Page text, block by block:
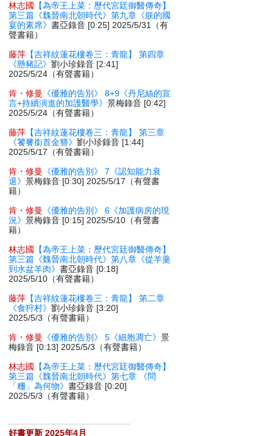
林志國
【為帝王上菜：歷代宮廷御醫傳奇】
第三篇《魏晉南北朝時代》第九章《朕的國
宴的素席》書亞錄音 [0:25] 2025/5/31（有
聲書籍）
藤萍 【吉祥紋蓮花樓卷三：青龍】 第四章
《懸豬記》劉小珍錄音 [2:41]
2025/5/24（有聲書籍）
肯・修曼
《優雅的告別》 8+9《丹尼絲的宣
言+持續演進的加護醫學》景梅錄音 [0:42]
2025/5/24（有聲書籍）
藤萍 【吉祥紋蓮花樓卷三：青龍】 第三章
《饕餮銜首金簪》劉小珍錄音 [1:44]
2025/5/17（有聲書籍）
肯・修曼
《優雅的告別》 7《認知能力衰
退》景梅錄音 [0:30] 2025/5/17（有聲書
籍）
肯・修曼
《優雅的告別》 6《加護病房的現
況》景梅錄音 [0:15] 2025/5/10（有聲書
籍）
林志國
【為帝王上菜：歷代宮廷御醫傳奇】
第三篇《魏晉南北朝時代》第八章《從羊羹
到水盆羊肉》書亞錄音 [0:18]
2025/5/10（有聲書籍）
藤萍 【吉祥紋蓮花樓卷三：青龍】 第二章
《食狩村》劉小珍錄音 [3:20]
2025/5/3（有聲書籍）
肯・修曼
《優雅的告別》 5《細胞凋亡》景
梅錄音 [0:13] 2025/5/3（有聲書籍）
林志國
【為帝王上菜：歷代宮廷御醫傳奇】
第三篇《魏晉南北朝時代》第七章 《問
「粣」為何物》書亞錄音 [0:20]
2025/5/3（有聲書籍）
好書更新 2025年4月